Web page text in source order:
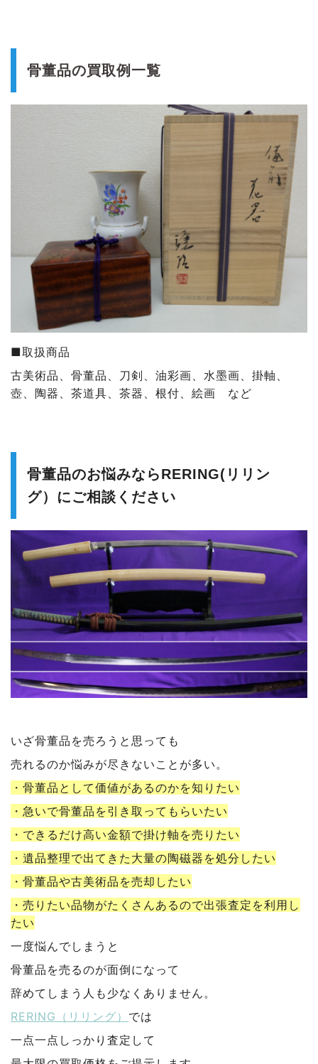
骨董品の買取例一覧
■取扱商品
古美術品、骨董品、刀剣、油彩画、水墨画、掛軸、
壺、陶器、茶道具、茶器、根付、絵画 など
骨董品のお悩みならRERING(リリン
グ）にご相談ください
いざ骨董品を売ろうと思っても
売れるのか悩みが尽きないことが多い。
・骨董品として価値があるのかを知りたい
・急いで骨董品を引き取ってもらいたい
・できるだけ高い金額で掛け軸を売りたい
・遺品整理で出てきた大量の陶磁器を処分したい
・骨董品や古美術品を売却したい
・売りたい品物がたくさんあるので出張査定を利用し
たい
一度悩んでしまうと
骨董品を売るのが面倒になって
辞めてしまう人も少なくありません。
RERING（リリング） では
一点一点しっかり査定して